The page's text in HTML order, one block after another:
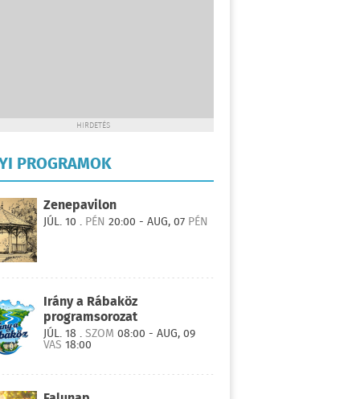
HIRDETÉS
PROGRAMOK
Zenepavilon
JÚL. 10 . PÉN 20:00 - AUG, 07 PÉN
Irány a Rábaköz
programsorozat
JÚL. 18 .SZOM 08:00 - AUG, 09
VAS 18:00